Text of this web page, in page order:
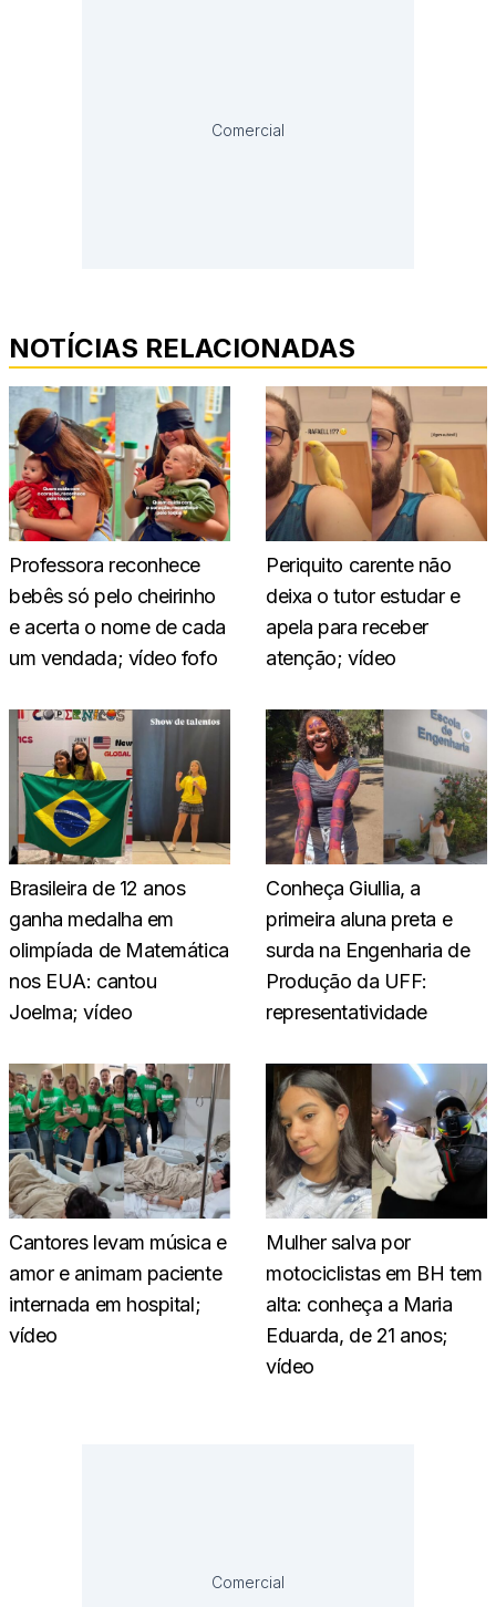
Comercial
NOTÍCIAS RELACIONADAS
Professora reconhece
bebês só pelo cheirinho
e acerta o nome de cada
um vendada; vídeo fofo
Periquito carente não
deixa o tutor estudar e
apela para receber
atenção; vídeo
Brasileira de 12 anos
ganha medalha em
olimpíada de Matemática
nos EUA: cantou
Joelma; vídeo
Conheça Giullia, a
primeira aluna preta e
surda na Engenharia de
Produção da UFF:
representatividade
Cantores levam música e
amor e animam paciente
internada em hospital;
vídeo
Mulher salva por
motociclistas em BH tem
alta: conheça a Maria
Eduarda, de 21 anos;
vídeo
Comercial